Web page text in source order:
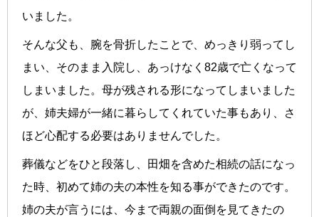
いました。
そんな父も、腕を骨折したことで、めっきり弱ってし
まい、そのまま入院し、あっけなく82歳で亡くなって
しまいました。母が残される形になってしまいました
が、姉夫婦が一緒に暮らしてくれていた事もあり、さ
ほど心配する必要はありませんでした。
葬儀などをひと段落し、田畑を含めた相続の話になっ
た時、初めて姉の夫の本性を知る事ができたのです。
姉の夫が言うには、今まで両親の面倒を見てきたの